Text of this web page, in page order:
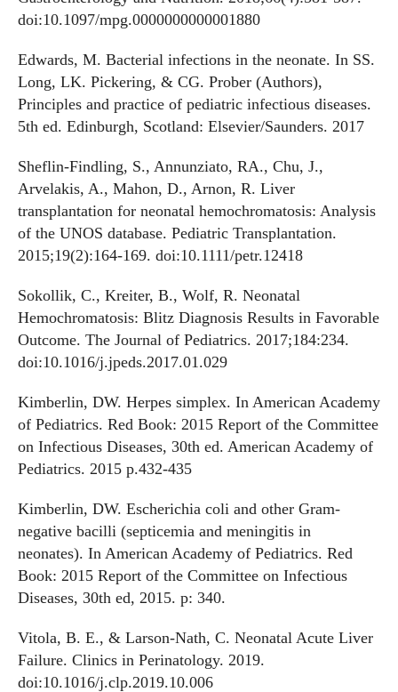
doi:10.1097/mpg.0000000000001880
Edwards, M. Bacterial infections in the neonate. In SS.
Long, LK. Pickering, & CG. Prober (Authors),
Principles and practice of pediatric infectious diseases.
5th ed. Edinburgh, Scotland: Elsevier/Saunders. 2017
Sheflin-Findling, S., Annunziato, RA., Chu, J.,
Arvelakis, A., Mahon, D., Arnon, R. Liver
transplantation for neonatal hemochromatosis: Analysis
of the UNOS database. Pediatric Transplantation.
2015;19(2):164-169. doi:10.1111/petr.12418
Sokollik, C., Kreiter, B., Wolf, R. Neonatal
Hemochromatosis: Blitz Diagnosis Results in Favorable
Outcome. The Journal of Pediatrics. 2017;184:234.
doi:10.1016/j.jpeds.2017.01.029
Kimberlin, DW. Herpes simplex. In American Academy
of Pediatrics. Red Book: 2015 Report of the Committee
on Infectious Diseases, 30th ed. American Academy of
Pediatrics. 2015 p.432-435
Kimberlin, DW. Escherichia coli and other Gram-
negative bacilli (septicemia and meningitis in
neonates). In American Academy of Pediatrics. Red
Book: 2015 Report of the Committee on Infectious
Diseases, 30th ed, 2015. p: 340.
Vitola, B. E., & Larson-Nath, C. Neonatal Acute Liver
Failure. Clinics in Perinatology. 2019.
doi:10.1016/j.clp.2019.10.006